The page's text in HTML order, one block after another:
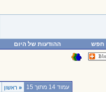
חפש ההודעות של היום
עמוד 14 מתוך 15 «ראשון